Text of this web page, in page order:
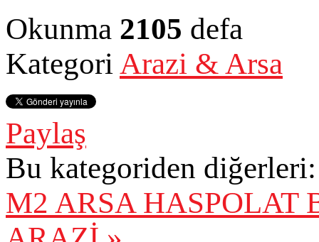
Okunma 2105 defa
Kategori Arazi & Arsa
Paylaş
Bu kategoriden diğerleri:
M2 ARSA HASPOLAT